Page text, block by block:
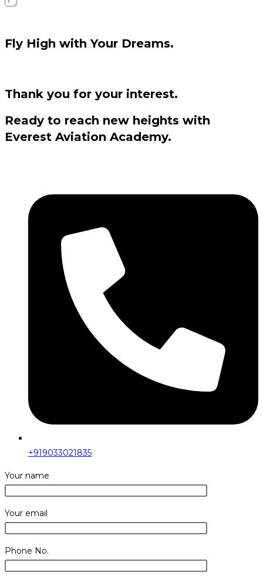
Fly High with Your Dreams.
Thank you for your interest.
Ready to reach new heights with
Everest Aviation Academy.
+919033021835
Your name
Your email
Phone No.